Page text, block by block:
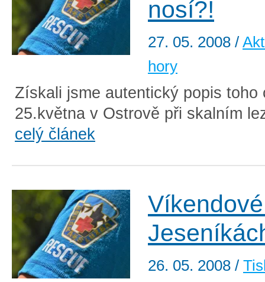
nosí?!
27. 05. 2008 /
hory
Získali jsme autentický popis toho
25.května v Ostrově při skalním
celý článek
26. 05. 2008 /